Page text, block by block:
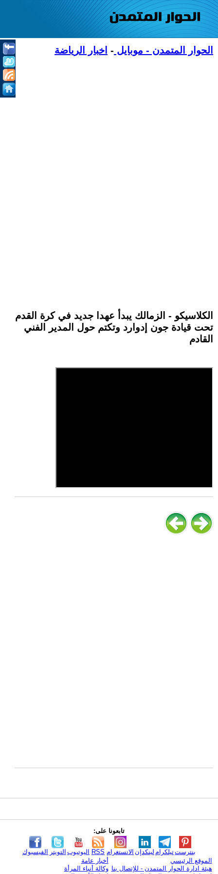
الحوار المتمدن - موبايل - اخبار الرياضة
الكلاسيكو - الزمالك يبدأ عهدا جديد في كرة القدم
تحت قيادة جون إدوارد وتكتم حول المدير الفني
القادم
تابعونا على:
الفيسبوك التويتر اليوتيوب RSS الانستغرام لينكدإن تيلكرامبنترست
الموقع الرئيسي
هيئة ادارة الحوار المتمدن - للإتصال بنا
أخبار عامة
وكالة أنباء المرأة